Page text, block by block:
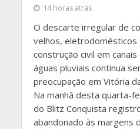
14 horas atrás
O descarte irregular de
velhos, eletrodomésticos
construção civil em
águas pluviais continua
preocupação em Vitória
Na manhã desta quarta-
do Blitz Conquista
abandonado às margens